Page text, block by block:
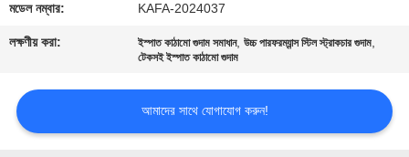
নিয়ন্ত্রণ
সাথে
যোগাযোগ
মডেল নম্বার: KAFA-2024037
লক্ষণীয় করা: ইস্পাত কাঠামো গুদাম সমাধান,উচ্চ পারফরম্যান্স স্টিল স্ট্রাকচার গুদাম,
টেকসই ইস্পাত কাঠামো গুদাম
আমাদের সাথে যোগাযোগ করুন!